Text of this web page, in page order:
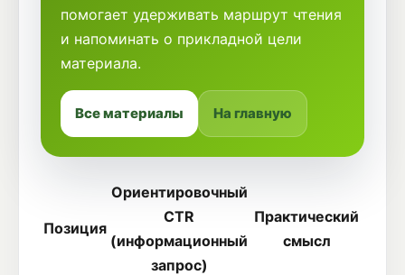
помогает удерживать маршрут чтения
и напоминать о прикладной цели
материала.
Все материалы На главную
Позиция
Ориентировочный
CTR
(информационный
запрос)
Практический
смысл